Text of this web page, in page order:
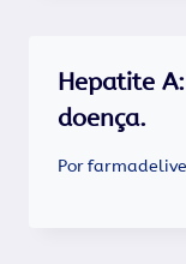
Hepatite
doença.
Por